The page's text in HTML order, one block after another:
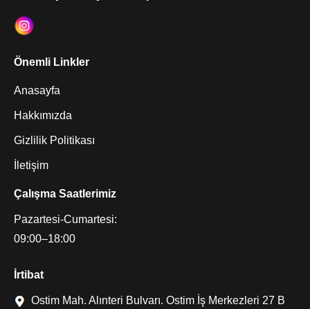
Önemli Linkler
Anasayfa
Hakkımızda
Gizlilik Politikası
İletişim
Çalışma Saatlerimiz
Pazartesi-Cumartesi:
09:00–18:00
İrtibat
Ostim Mah. Alınteri Bulvarı. Ostim İş Merkezleri 27 B